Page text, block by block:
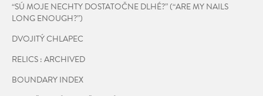
“SÚ MOJE NECHTY DOSTATOČNE DLHÉ?” (“ARE MY NAILS
LONG ENOUGH?”)
DVOJITÝ CHLAPEC
RELICS : ARCHIVED
BOUNDARY INDEX